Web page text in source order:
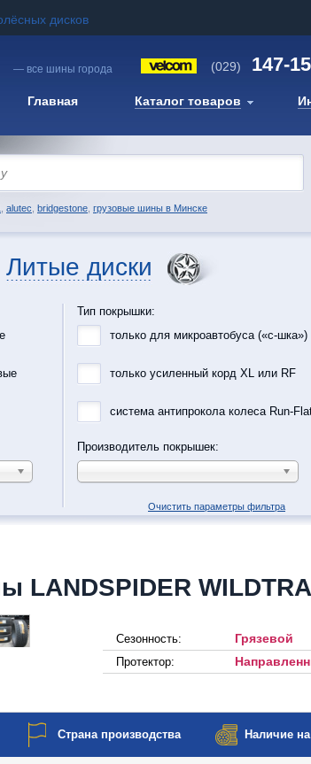
дисков
— все шины города (029) 147-
Главная Каталог товаров
alutec bridgestone грузовые шины в Минске
Литые диски
Тип покрышки:
только для микроавтобуса («с-шка»)
только усиленный корд XL или RF
система антипрокола колеса Run-
Производитель покрышек:
Очистить параметры фильтра
LANDSPIDER
Сезонность: Грязевой
Протектор:
Страна производства Наличие